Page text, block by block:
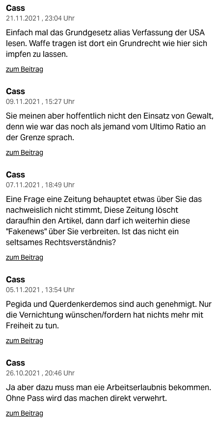
Cass
21.11.2021 , 23:04 Uhr
Einfach mal das Grundgesetz alias Verfassung der USA
lesen. Waffe tragen ist dort ein Grundrecht wie hier sich
impfen zu lassen.
zum Beitrag
Cass
09.11.2021 , 15:27 Uhr
Sie meinen aber hoffentlich nicht den Einsatz von Gewalt,
denn wie war das noch als jemand vom Ultimo Ratio an
der Grenze sprach.
zum Beitrag
Cass
07.11.2021 , 18:49 Uhr
Eine Frage eine Zeitung behauptet etwas über Sie das
nachweislich nicht stimmt, Diese Zeitung löscht
daraufhin den Artikel, dann darf ich weiterhin diese
"Fakenews" über Sie verbreiten. Ist das nicht ein
seltsames Rechtsverständnis?
zum Beitrag
Cass
05.11.2021 , 13:54 Uhr
Pegida und Querdenkerdemos sind auch genehmigt. Nur
die Vernichtung wünschen/fordern hat nichts mehr mit
Freiheit zu tun.
zum Beitrag
Cass
26.10.2021 , 20:46 Uhr
Ja aber dazu muss man eie Arbeitserlaubnis bekommen.
Ohne Pass wird das machen direkt verwehrt.
zum Beitrag